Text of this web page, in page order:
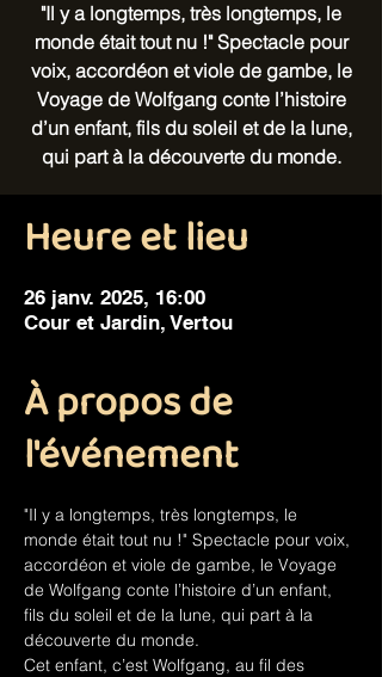
"Il y a longtemps, très longtemps, le
monde était tout nu !" Spectacle pour
voix, accordéon et viole de gambe, le
Voyage de Wolfgang conte l’histoire
d’un enfant, fils du soleil et de la lune,
qui part à la découverte du monde.
Heure et lieu
26 janv. 2025, 16:00
Cour et Jardin, Vertou
À propos de
l'événement
"Il y a longtemps, très longtemps, le
monde était tout nu !" Spectacle pour voix,
accordéon et viole de gambe, le Voyage
de Wolfgang conte l’histoire d’un enfant,
fils du soleil et de la lune, qui part à la
découverte du monde.
Cet enfant, c’est Wolfgang, au fil des